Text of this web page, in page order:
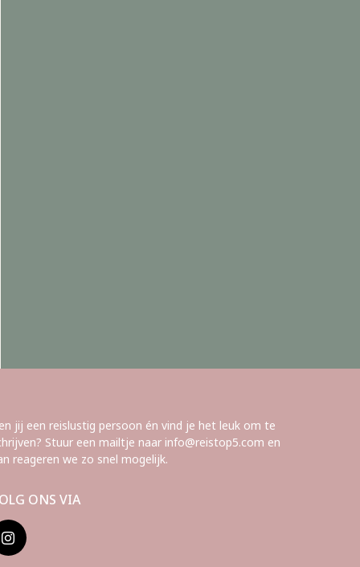
jij een reislustig persoon én vind je het leuk om te
Stuur een mailtje naar info@reistop5.com en
reageren we zo snel mogelijk.
ONS VIA